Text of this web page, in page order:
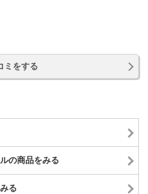
ミをする
の商品をみる
る